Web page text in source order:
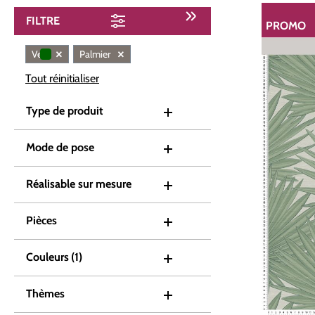
FILTRE
Vert × Palmier ×
Tout réinitialiser
Type de produit
Mode de pose
Réalisable sur mesure
Pièces
Couleurs (1)
Thèmes
PROMO